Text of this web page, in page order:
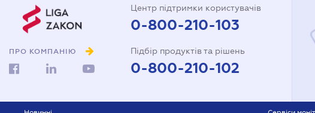
ПРО КОМПАНІЮ
Центр підтримки користувачів
0-800-210-103
Підбір продуктів та рішень
0-800-210-102